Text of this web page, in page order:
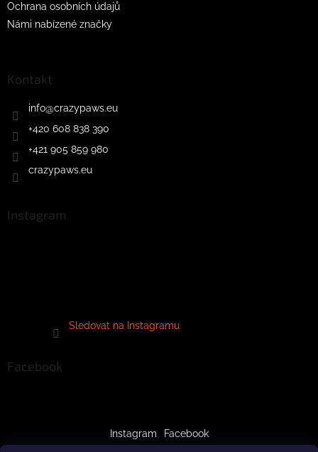
Ochrana osobních údajů
Námi nabízené značky
Kontakt
info@crazypaws.eu
+420 608 838 390
+421 905 859 980
crazypaws.eu
Instagram
Sledovat na Instagramu
Facebook
Instagram Facebook